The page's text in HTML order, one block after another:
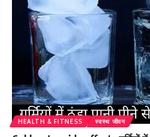
HEALTH & FITNESS स्वस्थ जीवन